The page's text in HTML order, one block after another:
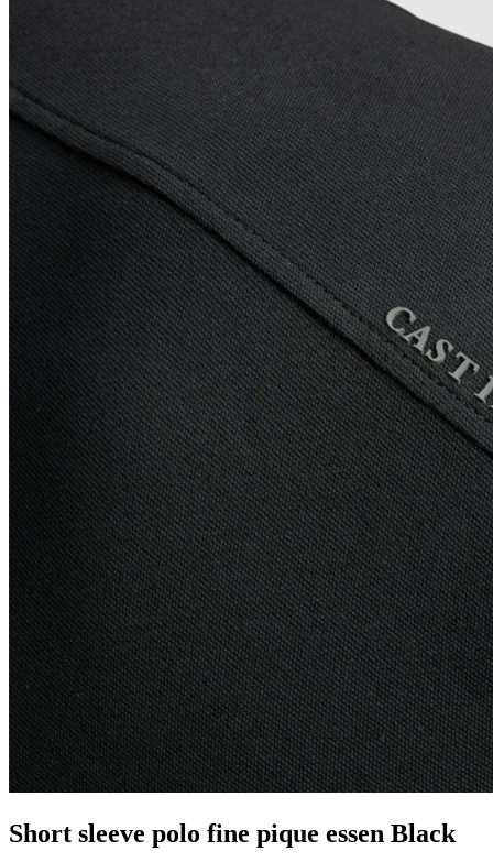
Short sleeve polo fine pique essen Black